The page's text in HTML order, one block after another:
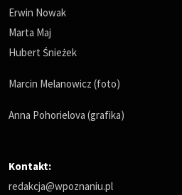
Erwin Nowak
Marta Maj
Hubert Śnieżek
Marcin Melanowicz (foto)
Anna Pohorielova (grafika)
Kontakt:
redakcja@wpoznaniu.pl